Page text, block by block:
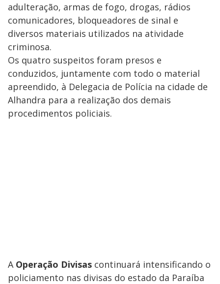
adulteração, armas de fogo, drogas, rádios
comunicadores, bloqueadores de sinal e
diversos materiais utilizados na atividade
criminosa.
Os quatro suspeitos foram presos e
conduzidos, juntamente com todo o material
apreendido, à Delegacia de Polícia na cidade de
Alhandra para a realização dos demais
procedimentos policiais.
A Operação Divisas continuará intensificando o
policiamento nas divisas do estado da Paraíba